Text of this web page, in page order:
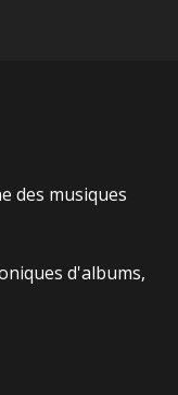
des musiques
d'albums,